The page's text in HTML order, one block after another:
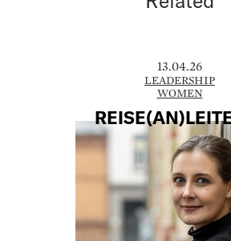
13.04.26
LEADERSHIP
WOMEN